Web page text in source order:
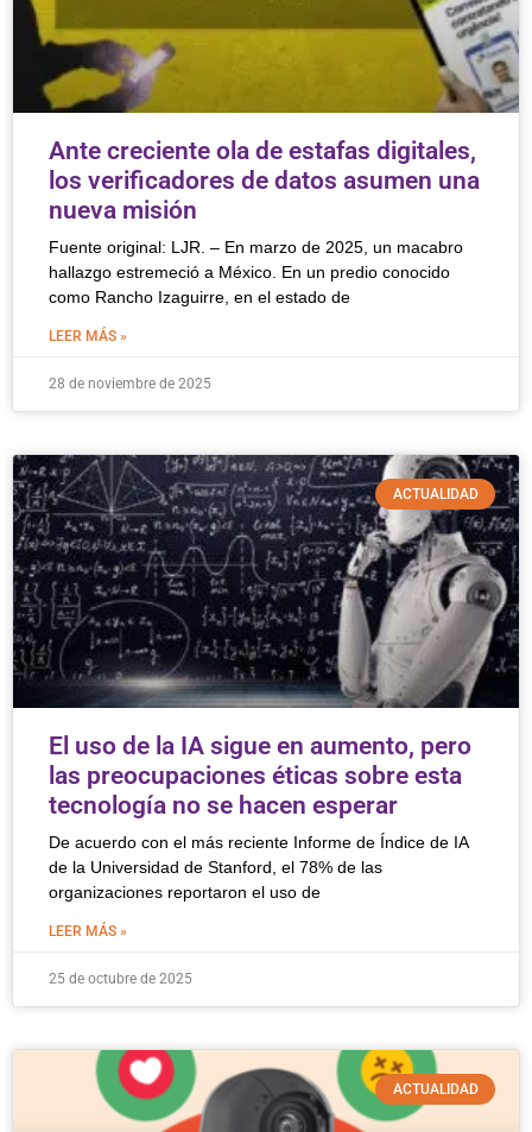
Ante creciente ola de estafas digitales,
los verificadores de datos asumen una
nueva misión
Fuente original: LJR. – En marzo de 2025, un macabro
hallazgo estremeció a México. En un predio conocido
como Rancho Izaguirre, en el estado de
LEER MÁS »
28 de noviembre de 2025
ACTUALIDAD
El uso de la IA sigue en aumento, pero
las preocupaciones éticas sobre esta
tecnología no se hacen esperar
De acuerdo con el más reciente Informe de Índice de IA
de la Universidad de Stanford, el 78% de las
organizaciones reportaron el uso de
LEER MÁS »
25 de octubre de 2025
ACTUALIDAD